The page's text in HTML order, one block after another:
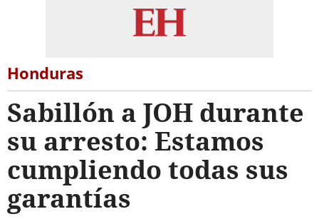
Honduras
Sabillón a JOH durante
su arresto: Estamos
cumpliendo todas sus
garantías